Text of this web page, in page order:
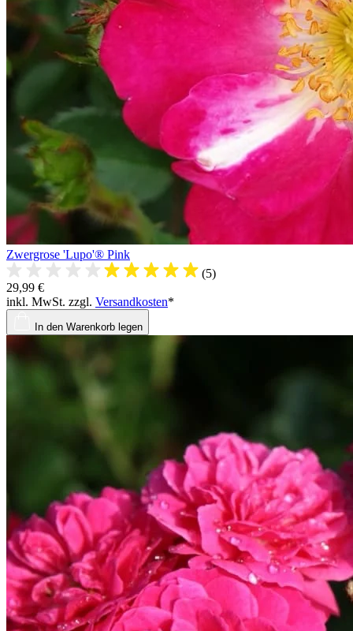
Zwergrose 'Lupo'® Pink
(5)
29,99 €
inkl. MwSt. zzgl. Versandkosten*
In den Warenkorb legen